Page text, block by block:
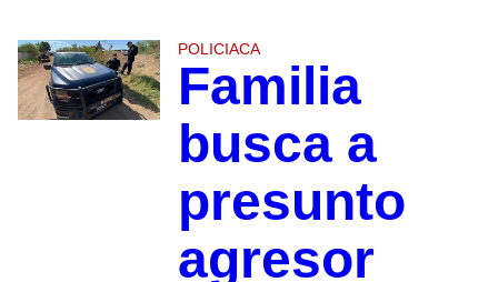
POLICIACA
Familia
busca a
presunto
agresor